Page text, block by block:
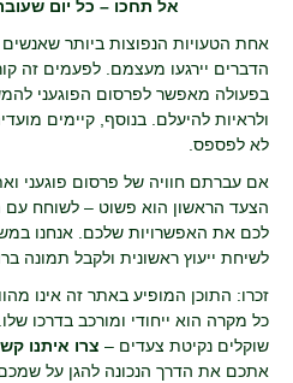
אל תחכו – כל יום
אחת הטעויות הנפוצות ביותר
הדברים יירגעו מעצמם. לפעמים זה
בפעולה מאפשר לפרסום הפוגעני
ולראיות להיעלם. בנוסף, קיימים
לא לפספס.
אם עברתם חוויה של פרסום פוגעני
הצעד הראשון הוא פשוט – לשוחח עם
לכם את האפשרויות שלכם. אנחנו
לשיחת ייעוץ ראשונית ולקבל תמונה
זכרו: התוכן המופיע באתר זה אינו
כל מקרה הוא ייחודי ומורכב בדרכו
שוקלים נקיטת צעדים – צרו איתנו
אתכם את הדרך הנכונה להגן על שמכם